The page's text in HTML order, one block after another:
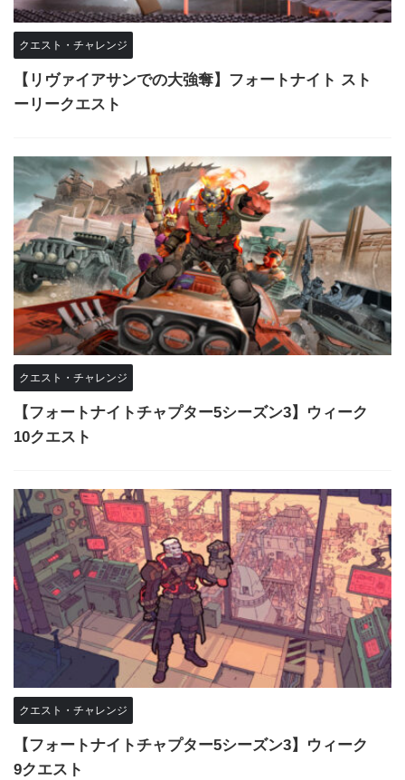
クエスト・チャレンジ
【リヴァイアサンでの大強奪】フォートナイト スト
ーリークエスト
クエスト・チャレンジ
【フォートナイトチャプター5シーズン3】ウィーク
10クエスト
クエスト・チャレンジ
【フォートナイトチャプター5シーズン3】ウィーク
9クエスト